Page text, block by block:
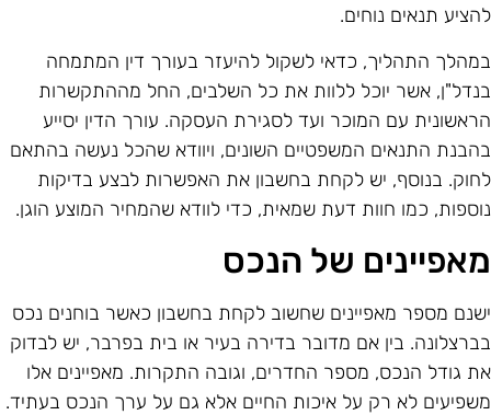
תנאים נוחים.
התהליך, כדאי לשקול להיעזר בעורך דין המתמחה
אשר יוכל ללוות את כל השלבים, החל מההתקשרות
עם המוכר ועד לסגירת העסקה. עורך הדין יסייע
התנאים המשפטיים השונים, ויוודא שהכל נעשה בהתאם
בנוסף, יש לקחת בחשבון את האפשרות לבצע בדיקות
כמו חוות דעת שמאית, כדי לוודא שהמחיר המוצע הוגן.
של הנכס
מספר מאפיינים שחשוב לקחת בחשבון כאשר בוחנים נכס
בין אם מדובר בדירה בעיר או בית בפרבר, יש לבדוק
גודל הנכס, מספר החדרים, וגובה התקרות. מאפיינים אלו
לא רק על איכות החיים אלא גם על ערך הנכס בעתיד.